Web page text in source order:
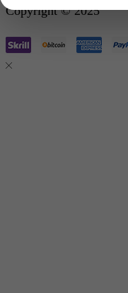
Copyright © 2025